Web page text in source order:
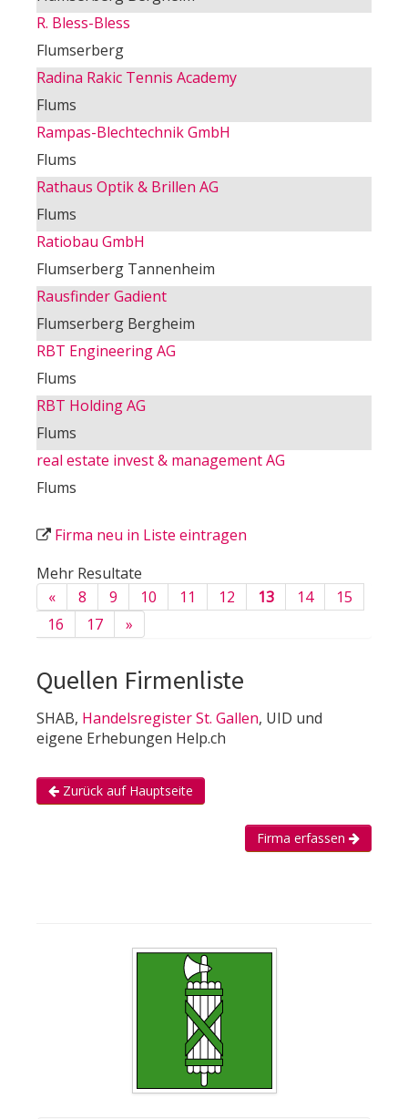
R. Bless-Bless
Flumserberg
Radina Rakic Tennis Academy
Flums
Rampas-Blechtechnik GmbH
Flums
Rathaus Optik & Brillen AG
Flums
Ratiobau GmbH
Flumserberg Tannenheim
Rausfinder Gadient
Flumserberg Bergheim
RBT Engineering AG
Flums
RBT Holding AG
Flums
real estate invest & management AG
Flums
Firma neu in Liste eintragen
Mehr Resultate
«
8 9 10 11 12 13 14
15
16
17 »
Quellen Firmenliste
SHAB, Handelsregister St. Gallen, UID und
eigene Erhebungen Help.ch
Zurück auf Hauptseite
Firma erfassen